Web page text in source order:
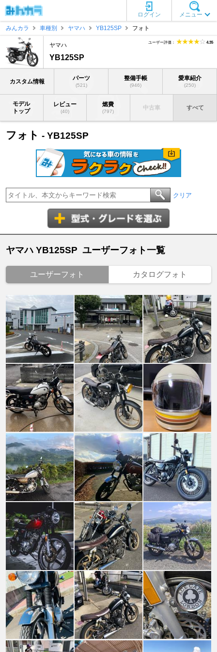
メニュー
ログイン
みんカラ
車種別 ヤマハ YB125SP フォト
ヤマハ
YB125SP
ユーザー評価： 4.35
カスタム情報 パーツ
(521)
整備手帳
(946)
愛車紹介
(250)
モデル
トップ
レビュー
(40)
燃費
(797)
中古車 すべて
フォト - YB125SP
クリア
ヤマハ YB125SP ユーザーフォト一覧
ユーザーフォト カタログフォト